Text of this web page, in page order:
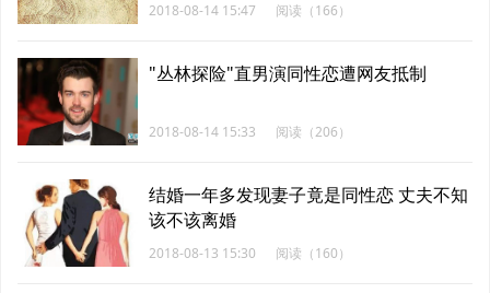
2018-08-14 15:47 阅读（166）
"丛林探险"直男演同性恋遭网友抵制
2018-08-14 15:33 阅读（206）
结婚一年多发现妻子竟是同性恋 丈夫不知
该不该离婚
2018-08-13 15:30 阅读（160）